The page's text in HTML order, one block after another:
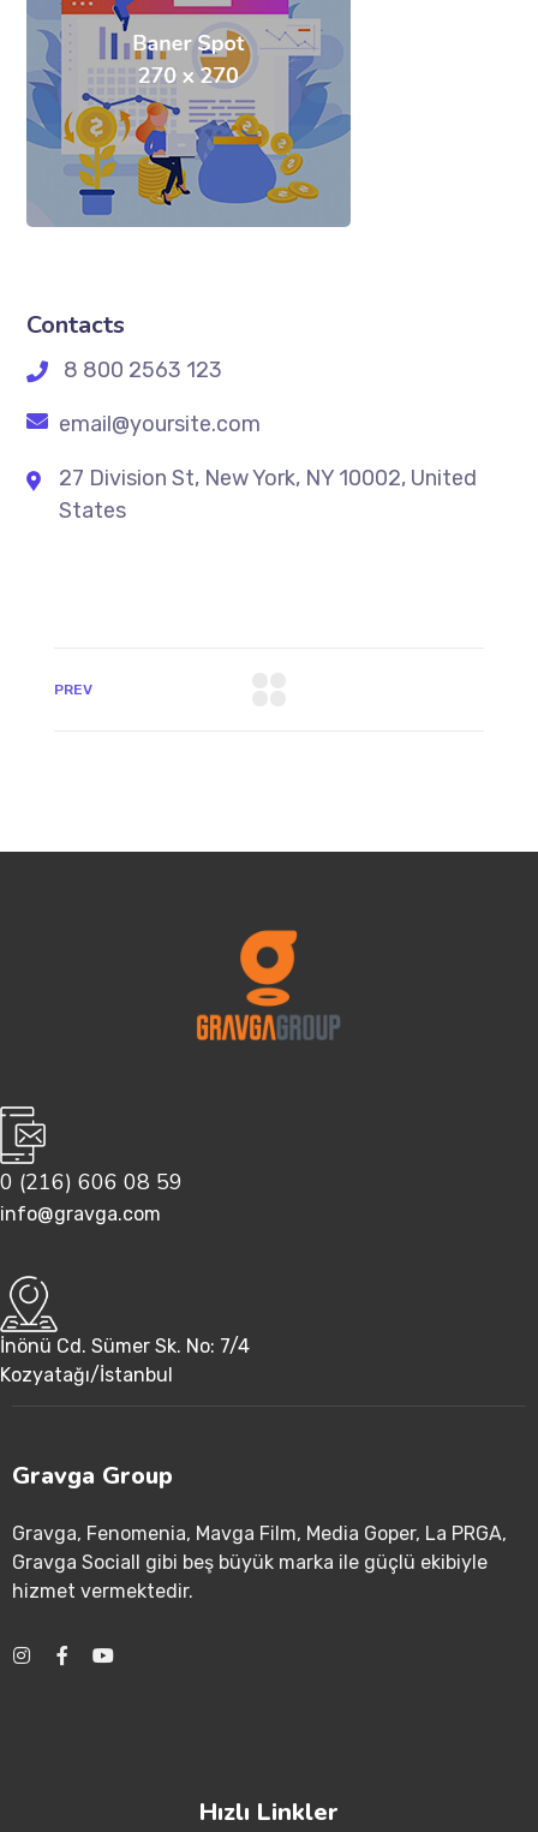
Contacts
8 800 2563 123
email@yoursite.com
27 Division St, New York, NY 10002, United
States
PREV
0 (216) 606 08 59
info@gravga.com
İnönü Cd. Sümer Sk. No: 7/4
Kozyatağı/İstanbul
Gravga Group
Gravga, Fenomenia, Mavga Film, Media Goper, La PRGA,
Gravga Sociall gibi beş büyük marka ile güçlü ekibiyle
hizmet vermektedir.
Hızlı Linkler